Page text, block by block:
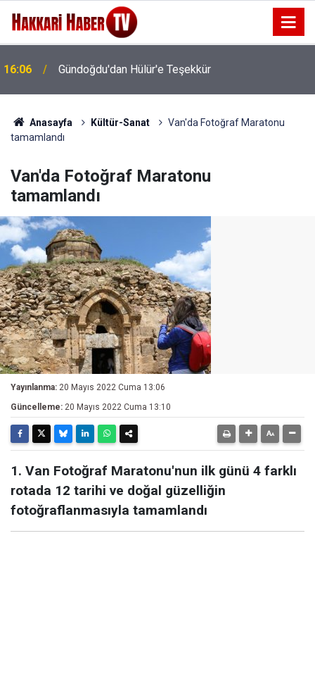
16:06 Gündoğdu'dan Hülür'e Teşekkür
Anasayfa Kültür-Sanat
Van'da Fotoğraf Maratonu
tamamlandı
Van'da Fotoğraf Maratonu
tamamlandı
Yayınlanma: 20 Mayıs 2022 Cuma 13:06
Güncelleme: 20 Mayıs 2022 Cuma 13:10
1. Van Fotoğraf Maratonu'nun ilk günü 4 farklı
rotada 12 tarihi ve doğal güzelliğin
fotoğraflanmasıyla tamamlandı